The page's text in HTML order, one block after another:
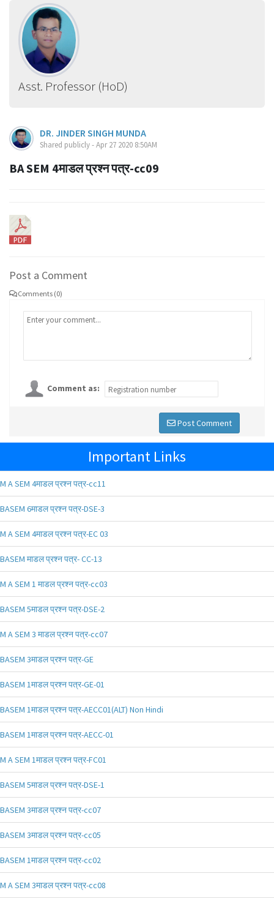
Asst. Professor (HoD)
DR. JINDER SINGH MUNDA
Shared publicly - Apr 27 2020 8:50AM
BA SEM 4माडल प्रश्न पत्र-cc09
Post a Comment
Comments (0)
Comment as:
Post Comment
Important Links
M A SEM 4माडल प्रश्न पत्र-cc11
BASEM 6माडल प्रश्न पत्र-DSE-3
M A SEM 4माडल प्रश्न पत्र-EC 03
BASEM माडल प्रश्न पत्र- CC-13
M A SEM 1 माडल प्रश्न पत्र-cc03
BASEM 5माडल प्रश्न पत्र-DSE-2
M A SEM 3 माडल प्रश्न पत्र-cc07
BASEM 3माडल प्रश्न पत्र-GE
BASEM 1माडल प्रश्न पत्र-GE-01
BASEM 1माडल प्रश्न पत्र-AECC01(ALT) Non Hindi
BASEM 1माडल प्रश्न पत्र-AECC-01
M A SEM 1माडल प्रश्न पत्र-FC01
BASEM 5माडल प्रश्न पत्र-DSE-1
BASEM 3माडल प्रश्न पत्र-cc07
BASEM 3माडल प्रश्न पत्र-cc05
BASEM 1माडल प्रश्न पत्र-cc02
M A SEM 3माडल प्रश्न पत्र-cc08